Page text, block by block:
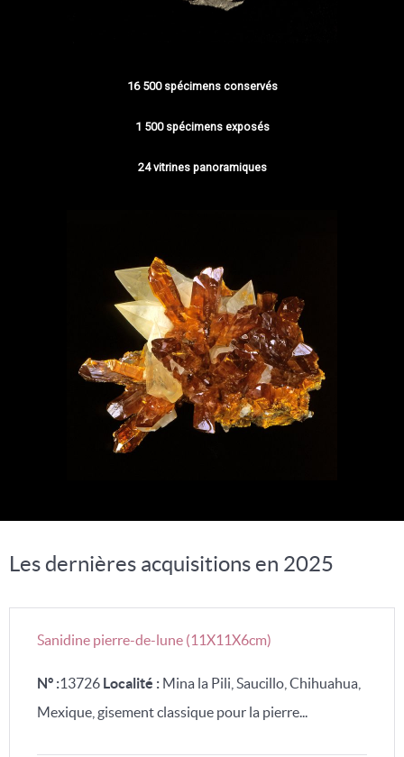
16 500 spécimens conservés
1 500 spécimens exposés
24 vitrines panoramiques
Les dernières acquisitions en 2025
Sanidine pierre-de-lune (11X11X6cm)
N° :13726 Localité : Mina la Pili, Saucillo, Chihuahua,
Mexique, gisement classique pour la pierre...